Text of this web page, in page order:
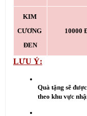
KIM
CƯƠNG
ĐEN
10000
LƯU Ý:
Quà tặng sẽ
theo khu vực